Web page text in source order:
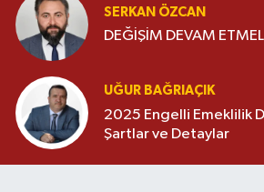
SERKAN ÖZCAN
DEĞİŞİM DEVAM ETMELİ
UĞUR BAĞRIAÇIK
2025 Engelli Emeklilik
Şartlar ve Detaylar